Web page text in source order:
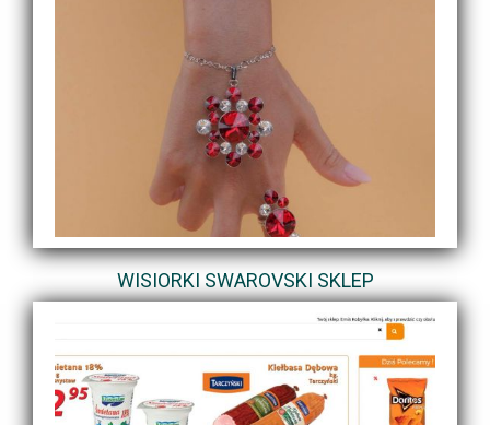
WISIORKI SWAROVSKI SKLEP